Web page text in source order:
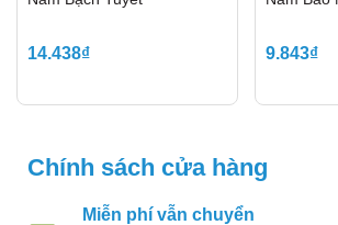
Kết cấu: Thịt nấm giòn dai, có độ
Mùi vị: Vị ngọt thanh, thơm nhẹ,
14.438₫ 9.843₫
Chính sách cửa hàng
Miễn phí vẫn chuyển